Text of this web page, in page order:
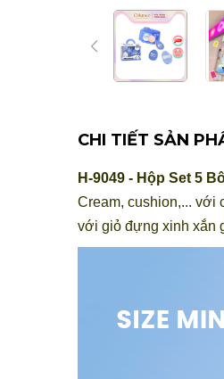
CHI TIẾT SẢN
H-9049 - Hộp Set 5
Cream, cushion,... với
với giỏ đựng xinh xắn